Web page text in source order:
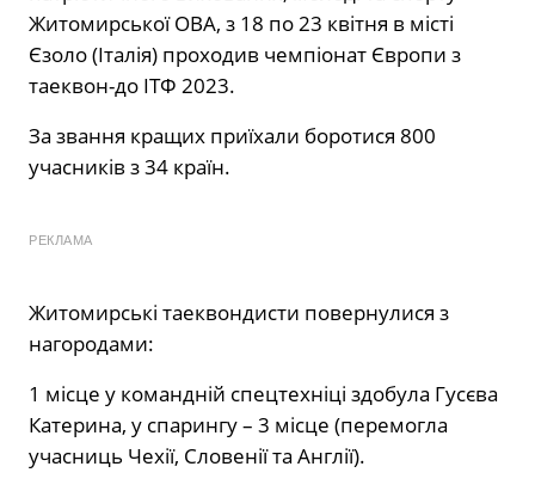
Житомирської ОВА, з 18 по 23 квітня в місті
Єзоло (Італія) проходив чемпіонат Європи з
таеквон-до ІТФ 2023.
За звання кращих приїхали боротися 800
учасників з 34 країн.
РЕКЛАМА
Житомирські таеквондисти повернулися з
нагородами:
1 місце у командній спецтехніці здобула Гусєва
Катерина, у спарингу – 3 місце (перемогла
учасниць Чехії, Словенії та Англії).